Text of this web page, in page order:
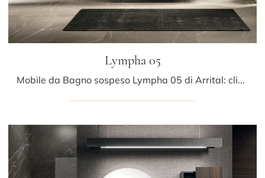
Lympha 05
Mobile da Bagno sospeso Lympha 05 di Arrital: clicca e scopri di più su mobili bagno sospesi in laminato e accessori della firma.